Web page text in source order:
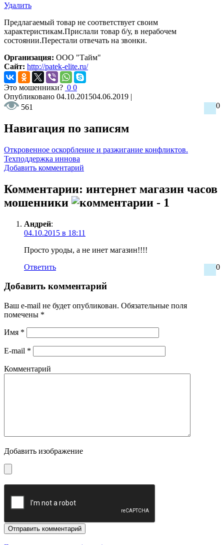
Удалить
Предлагаемый товар не соответствует своим
характеристикам.Прислали товар б/у, в нерабочем
состоянии.Перестали отвечать на звонки.
Организация: ООО "Тайм"
Сайт: http://patek-elite.ru/
Это мошенники? 0 0
Опубликовано 04.10.201504.06.2019 |
561
0
Навигация по записям
Откровенное оскорбление и разжигание конфликтов.
Техподдержка иннова
Добавить комментарий
Комментарии: интернет магазин часов
мошенники
- 1
Андрей:
04.10.2015 в 18:11
Просто уроды, а не инет магазин!!!!
0
Ответить
Добавить комментарий
Ваш e-mail не будет опубликован. Обязательные поля
помечены *
Имя *
E-mail *
Комментарий
Добавить изображение